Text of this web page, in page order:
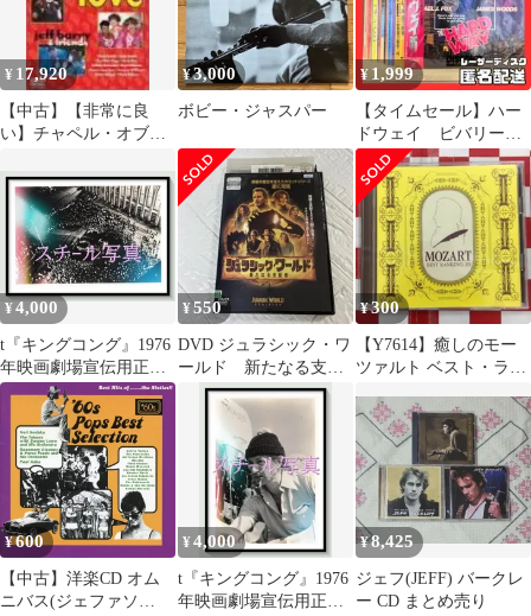
ンク・Ｗ・アバグネイ
ル レオナルド・ディカ
プリオ トム・ハンクス
クリストファー・ウォ
ーケン マーティン・シ
ーン
¥ 17,920
【中古】【非常に良
い】チャペル・オブ・
アンド・フレンズ
[DVD]
¥3,000
ボビー・ジャスパー
¥ 1,999
【タイムセール】ハー
ドウェイ ビバリーヒ
ルビリーズ マイケルJ
フォックス LD
¥4,000
t『キングコング』1976
年映画劇場宣伝用正規
オリジナルスチール写
真 pt006709 ジョ
ン・ギラーミン ジェ
フ・ブリッジス ジェシ
カ・ラング チャール
ズ・グローディン ジャ
ック・オハローラン
¥550
DVD ジュラシック・ワ
ールド 新たなる支配
者 レンタルアップ
日本語吹替あり
¥300
【Y7614】癒しのモー
ツァルト ベスト・ラン
¥600
【中古】洋楽CD オム
ニバス(ジェファソ
¥4,000
t『キングコング』1976
年映画劇場宣伝用正規
¥8,425
ジェフ(JEFF) バークレ
ー CD まとめ売り